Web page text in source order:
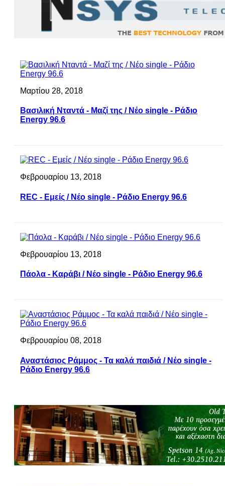
Μαρτίου 28, 2018
Βασιλική Νταντά - Μαζί της / Νέο single - Ράδιο
Energy 96.6
Φεβρουαρίου 13, 2018
REC - Εμείς / Νέο single - Ράδιο Energy 96.6
Φεβρουαρίου 13, 2018
Πάολα - Καράβι / Νέο single - Ράδιο Energy 96.6
Φεβρουαρίου 08, 2018
Αναστάσιος Ράμμος - Τα καλά παιδιά / Νέο single -
Ράδιο Energy 96.6